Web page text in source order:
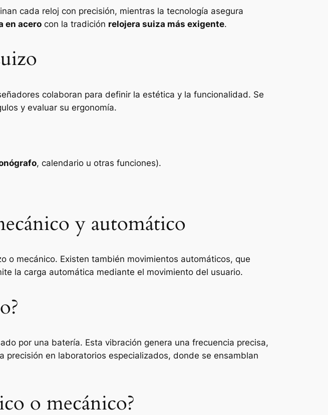
cada reloj con precisión, mientras la tecnología asegura
en acero con la tradición relojera suiza más exigente.
colaboran para definir la estética y la funcionalidad. Se
y evaluar su ergonomía.
, calendario u otras funciones).
y automático
o mecánico. Existen también movimientos automáticos, que
la carga automática mediante el movimiento del usuario.
por una batería. Esta vibración genera una frecuencia precisa,
en laboratorios especializados, donde se ensamblan
o mecánico?